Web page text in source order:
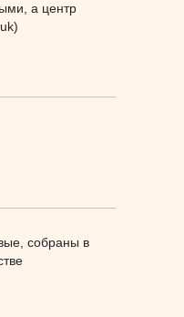
а центр
собраны в